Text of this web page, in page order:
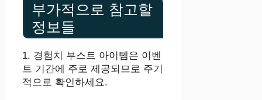
부가적으로 참고할
정보들
1. 경험치 부스트 아이템은 이벤
트 기간에 주로 제공되므로 주기
적으로 확인하세요.